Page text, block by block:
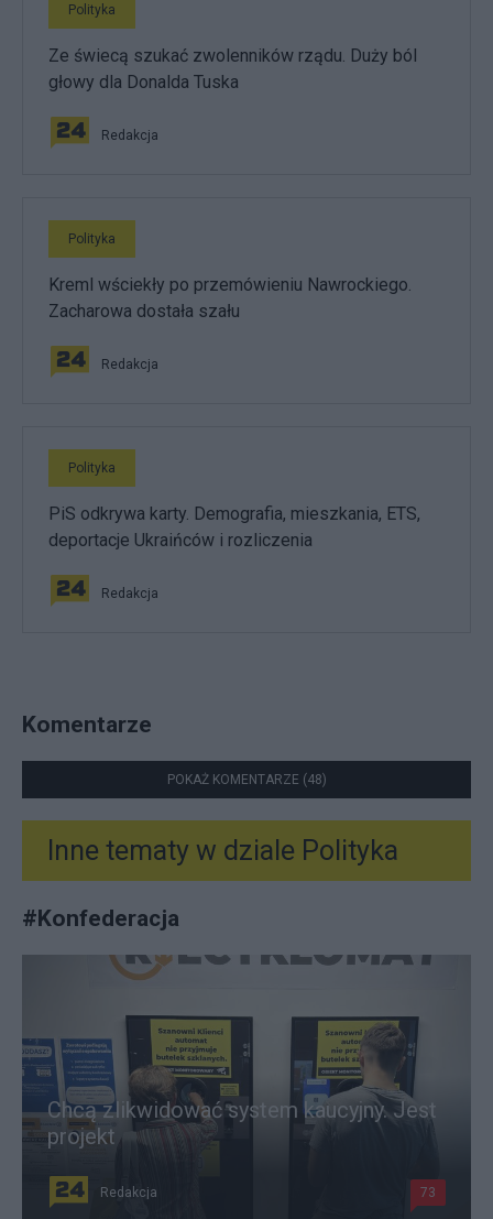
Polityka
Ze świecą szukać zwolenników rządu. Duży ból
głowy dla Donalda Tuska
Redakcja
Polityka
Kreml wściekły po przemówieniu Nawrockiego.
Zacharowa dostała szału
Redakcja
Polityka
PiS odkrywa karty. Demografia, mieszkania, ETS,
deportacje Ukraińców i rozliczenia
Redakcja
Komentarze
POKAŻ KOMENTARZE (48)
Inne tematy w dziale Polityka
#Konfederacja
Chcą zlikwidować system kaucyjny. Jest
projekt
Redakcja 73